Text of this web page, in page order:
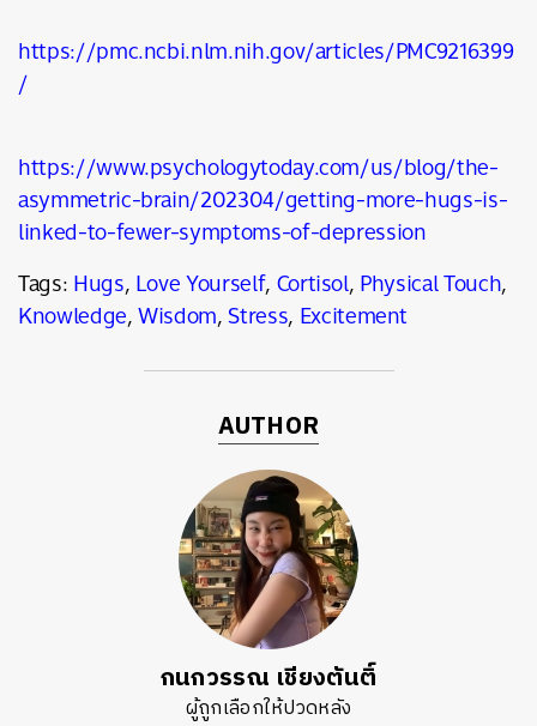
https://pmc.ncbi.nlm.nih.gov/articles/PMC9216399
/
https://www.psychologytoday.com/us/blog/the-
asymmetric-brain/202304/getting-more-hugs-is-
linked-to-fewer-symptoms-of-depression
Tags:Hugs,Love Yourself,Cortisol,Physical Touch,
Knowledge,Wisdom,Stress, Excitement
AUTHOR
กนกวรรณ เชียงตันติ์
ผู้ถูกเลือกให้ปวดหลัง